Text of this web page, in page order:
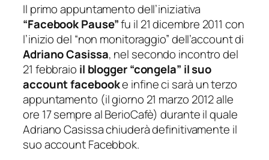
Il primo appuntamento dell’iniziativa
“Facebook Pause”fu il 21 dicembre 2011 con
l’inizio del “non monitoraggio” dell’account di
Adriano Casissa, nel secondo incontro del
21 febbraio il blogger “congela” il suo
account facebooke infine ci sarà un terzo
appuntamento (il giorno 21 marzo 2012 alle
ore 17 sempre al BerioCafè) durante il quale
Adriano Casissa chiuderà definitivamente il
suo account Facebbok.